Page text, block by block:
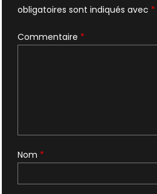
obligatoires sont indiqués avec *
Commentaire *
Nom *